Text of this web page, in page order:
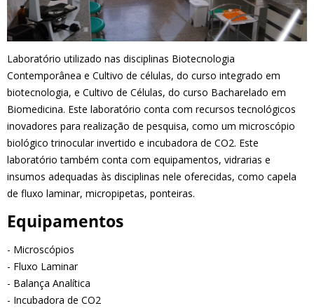
Laboratório utilizado nas disciplinas Biotecnologia
Contemporânea e Cultivo de células, do curso integrado em
biotecnologia, e Cultivo de Células, do curso Bacharelado em
Biomedicina. Este laboratório conta com recursos tecnológicos
inovadores para realização de pesquisa, como um microscópio
biológico trinocular invertido e incubadora de CO2. Este
laboratório também conta com equipamentos, vidrarias e
insumos adequadas às disciplinas nele oferecidas, como capela
de fluxo laminar, micropipetas, ponteiras.
Equipamentos
- Microscópios
- Fluxo Laminar
- Balança Analítica
- Incubadora de CO2